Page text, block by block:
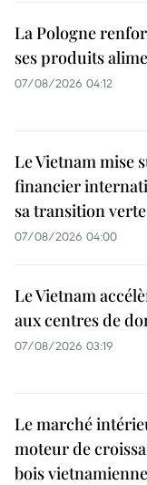
La Pologne
ses produits
07/08/2026 04:12
Le Vietnam mise
financier
sa transition verte
07/08/2026 04:00
Le Vietnam
aux centres de
07/08/2026 03:19
Le marché
moteur de
bois vietnamienne